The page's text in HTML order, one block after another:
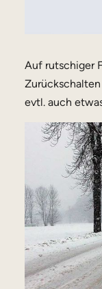
Auf rutschiger
evtl. auch